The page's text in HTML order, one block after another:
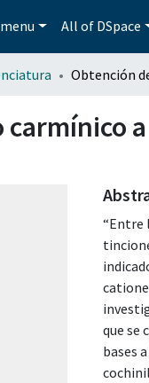
All of DSpace
“Entre
que se
bases